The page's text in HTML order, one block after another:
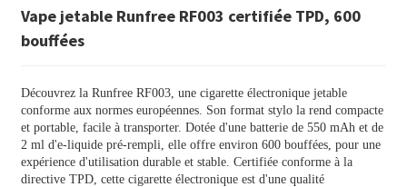
Vape jetable Runfree RF003 certifiée TPD, 600
bouffées
Découvrez la Runfree RF003, une cigarette électronique jetable
conforme aux normes européennes. Son format stylo la rend compacte
et portable, facile à transporter. Dotée d'une batterie de 550 mAh et de
2 ml d'e-liquide pré-rempli, elle offre environ 600 bouffées, pour une
expérience d'utilisation durable et stable. Certifiée conforme à la
directive TPD, cette cigarette électronique est d'une qualité